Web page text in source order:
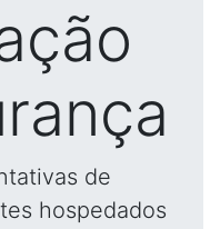
de
hospedados